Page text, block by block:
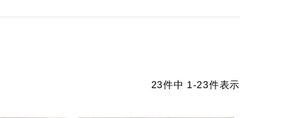
23件中 1 -23件表示